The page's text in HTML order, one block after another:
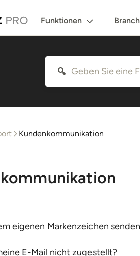
Funktionen
Kundenkommunikation
eigenen Markenzeichen
E-Mail nicht zugestellt?